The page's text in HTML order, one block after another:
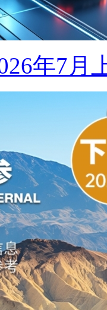
年7月